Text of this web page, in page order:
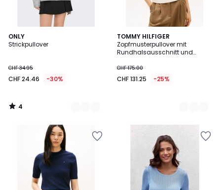
ONLY
Strickpullover
CHF 34.95
CHF 24.46 -30%
4
/
3
Farben
4
/
TOMMY HILFIGER
Zopfmusterpullover mit
Rundhalsausschnitt und
CHF 175.00
CHF 131.25 -25%
3
Farben